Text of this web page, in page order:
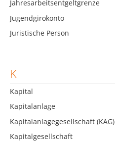
Jahresarbeitsentgeltgrenze
Jugendgirokonto
Juristische Person
K
Kapital
Kapitalanlage
Kapitalanlagegesellschaft (KAG)
Kapitalgesellschaft